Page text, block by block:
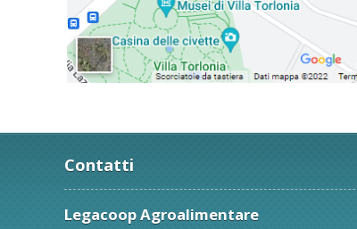
Contatti
Legacoop Agroalimentare